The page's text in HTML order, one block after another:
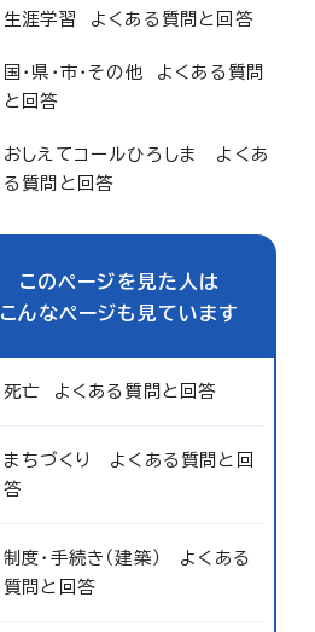
生涯学習 よくある質問と回答
国・県・市・その他 よくある質問
と回答
おしえてコールひろしま よくあ
る質問と回答
このページを見た人は
こんなページも見ています
死亡 よくある質問と回答
まちづくり よくある質問と回
答
制度・手続き（建築） よくある
質問と回答